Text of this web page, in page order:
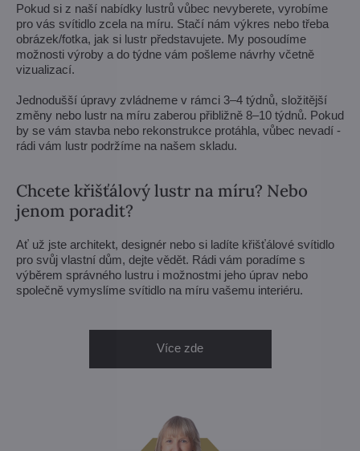
Pokud si z naší nabídky lustrů vůbec nevyberete, vyrobíme
pro vás svítidlo zcela na míru. Stačí nám výkres nebo třeba
obrázek/fotka, jak si lustr představujete. My posoudíme
možnosti výroby a do týdne vám pošleme návrhy včetně
vizualizací.
Jednodušší úpravy zvládneme v rámci 3–4 týdnů, složitější
změny nebo lustr na míru zaberou přibližně 8–10 týdnů. Pokud
by se vám stavba nebo rekonstrukce protáhla, vůbec nevadí -
rádi vám lustr podržíme na našem skladu.
Chcete křišťálový lustr na míru? Nebo
jenom poradit?
Ať už jste architekt, designér nebo si ladíte křišťálové svítidlo
pro svůj vlastní dům, dejte vědět. Rádi vám poradíme s
výběrem správného lustru i možnostmi jeho úprav nebo
společně vymyslíme svítidlo na míru vašemu interiéru.
Více zde